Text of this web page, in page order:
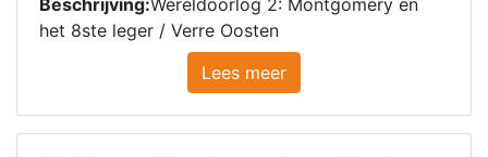
Beschrijving:Wereldoorlog 2: Montgomery en
het 8ste leger / Verre Oosten
Lees meer